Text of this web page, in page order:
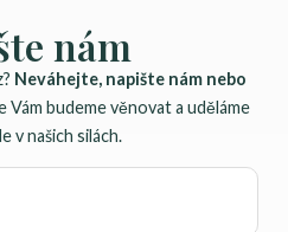
nám
Neváhejte, napište nám nebo
budeme věnovat a uděláme
v našich silách.